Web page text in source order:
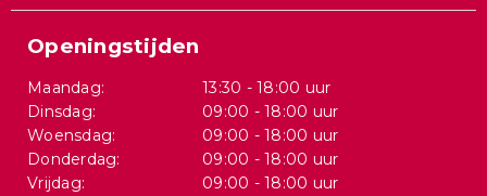
Openingstijden
Maandag:
13:30 - 18:00 uur
Dinsdag:
09:00 - 18:00 uur
Woensdag:
09:00 - 18:00 uur
Donderdag:
09:00 - 18:00 uur
Vrijdag:
09:00 - 18:00 uur